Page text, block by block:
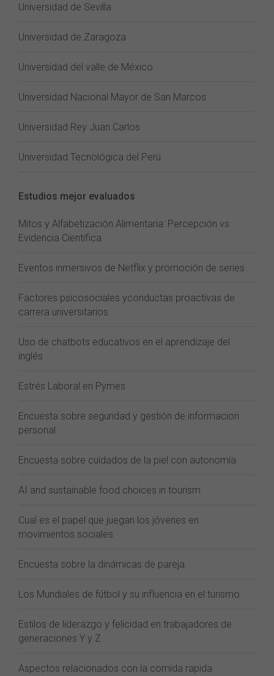
Universidad de Sevilla
Universidad de Zaragoza
Universidad del valle de México
Universidad Nacional Mayor de San Marcos
Universidad Rey Juan Carlos
Universidad Tecnológica del Perú
Estudios mejor evaluados
Mitos y Alfabetización Alimentaria: Percepción vs
Evidencia Científica
Eventos inmersivos de Netflix y promoción de series
Factores psicosociales yconductas proactivas de
carrera universitarios
Uso de chatbots educativos en el aprendizaje del
inglés
Estrés Laboral en Pymes
Encuesta sobre seguridad y gestión de informacion
personal
Encuesta sobre cuidados de la piel con autonomía
AI and sustainable food choices in tourism
Cual es el papel que juegan los jóvenes en
movimientos sociales
Encuesta sobre la dinámicas de pareja
Los Mundiales de fútbol y su influencia en el turismo
Estilos de liderazgo y felicidad en trabajadores de
generaciones Y y Z
Aspectos relacionados con la comida rapida